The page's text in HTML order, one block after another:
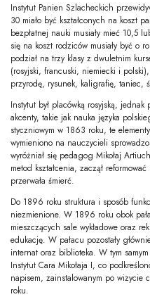
Instytut Panien Szlacheckich
30 miało być kształconych na koszt
bezpłatnej nauki musiały mieć 10,5
się na koszt rodziców musiały być o
podział na trzy klasy z dwuletnim
(rosyjski, francuski, niemiecki i
przyrodę, rysunek, kaligrafię, taniec,
Instytut był placówką rosyjską,
akcenty, takie jak nauka języka
styczniowym w 1863 roku, te
wymieniono na nauczycieli
wyróżniał się pedagog Mikołaj
metod kształcenia, zaczął
przerwała śmierć.
Do 1896 roku struktura i sposób
niezmienione. W 1896 roku obok
mieszczących sale wykładowe oraz
edukację. W pałacu pozostały
internat oraz biblioteka. W tym samym
Instytut Cara Mikołaja I, co
napisem, zainstalowanym po wizycie
roku.